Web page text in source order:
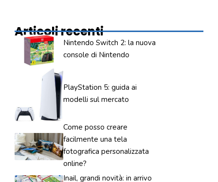
Articoli recenti
Nintendo Switch 2: la nuova
console di Nintendo
PlayStation 5: guida ai
modelli sul mercato
Come posso creare
facilmente una tela
fotografica personalizzata
online?
Inail, grandi novità: in arrivo